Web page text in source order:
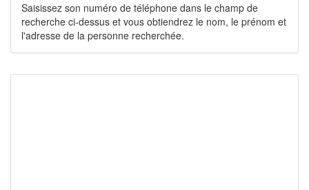
Saisissez son numéro de téléphone dans le champ de
recherche ci-dessus et vous obtiendrez le nom, le prénom et
l'adresse de la personne recherchée.